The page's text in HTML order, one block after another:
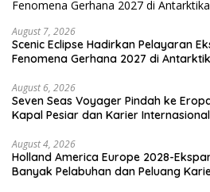
August 7, 2026
Scenic Eclipse Hadirkan Pelayaran
Fenomena Gerhana 2027 di
August 6, 2026
Seven Seas Voyager Pindah ke
Kapal Pesiar dan Karier
August 4, 2026
Holland America Europe 2028-
Banyak Pelabuhan dan Peluang